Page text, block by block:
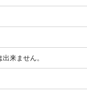
来ません。